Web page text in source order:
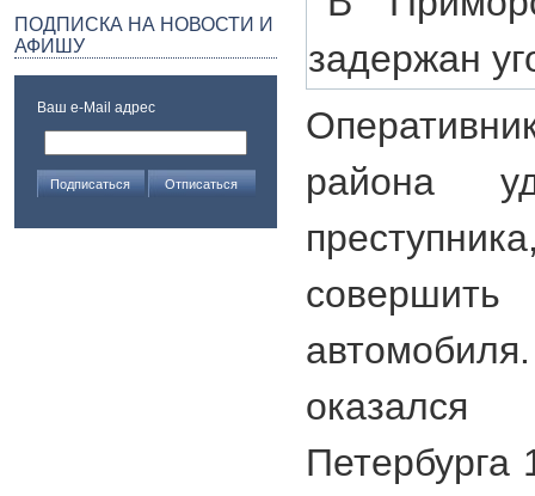
ПОДПИСКА НА НОВОСТИ И
АФИШУ
Ваш e-Mail адрес
района
оказался
Петербурга